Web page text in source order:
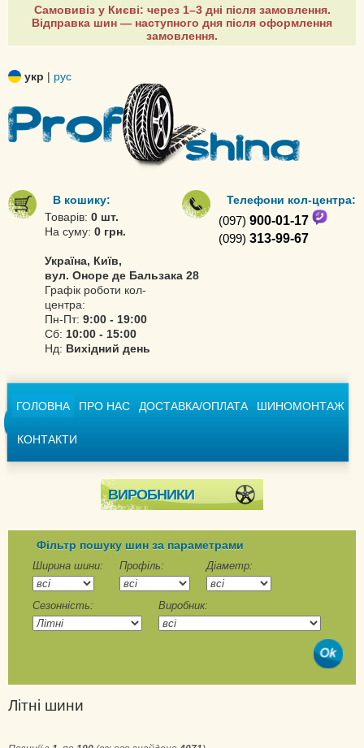
Самовивіз у Києві: через 1–3 дні після замовлення.
Відправка шин — наступного дня після оформлення
замовлення.
укр | рус
В кошику:
Товарів: 0 шт.
На суму: 0 грн.
Україна, Київ,
вул. Оноре де Бальзака 28
Графік роботи кол-
центра:
Пн-Пт: 9:00 - 19:00
Сб: 10:00 - 15:00
Нд: Вихідний день
Телефони кол-центра:
(097) 900-01-17
(099) 313-99-67
ГОЛОВНА ПРО НАС ДОСТАВКА/ОПЛАТА ШИНОМОНТАЖ
КОНТАКТИ
ВИРОБНИКИ
Advance
Aeolus
Agi Sarek
Alliance
Altenzo
Фільтр пошуку шин за параметрами
Ширина шини: Профіль: Діаметр:
Сезонність: Виробник:
Літні шини